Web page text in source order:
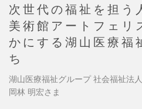
次世代の福祉を担う
美術館アートフェリ
かにする湖山医療福
ち
湖山医療福祉グループ 社会福祉法
岡林 明宏さま